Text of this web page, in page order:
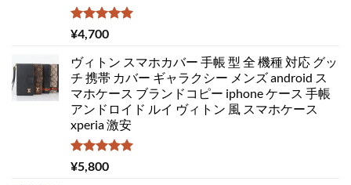
5段階中
5.00
¥4,700
ヴィトン スマホカバー 手帳 型 全 機種 対応 グッ
チ 携帯 カバー ギャラクシー メンズ android ス
マホケース ブランドコピー iphone ケース 手帳
アンドロイド ルイ ヴィトン 風 スマホケース
xperia 激安
5段階中
5.00
¥5,800